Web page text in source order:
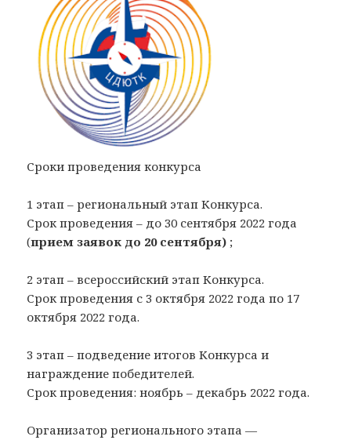
Сроки проведения конкурса
1 этап – региональный этап Конкурса.
Срок проведения – до 30 сентября 2022 года
(прием заявок до 20 сентября) ;
2 этап – всероссийский этап Конкурса.
Срок проведения с 3 октября 2022 года по 17
октября 2022 года.
3 этап – подведение итогов Конкурса и
награждение победителей.
Срок проведения: ноябрь – декабрь 2022 года.
Организатор регионального этапа —